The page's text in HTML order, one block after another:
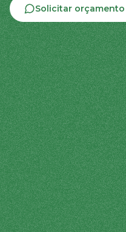
Solicitar orçamento